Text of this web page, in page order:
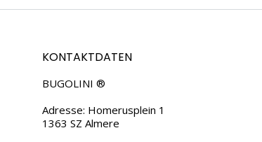
KONTAKTDATEN
BUGOLINI ®
Adresse: Homerusplein 1
1363 SZ Almere